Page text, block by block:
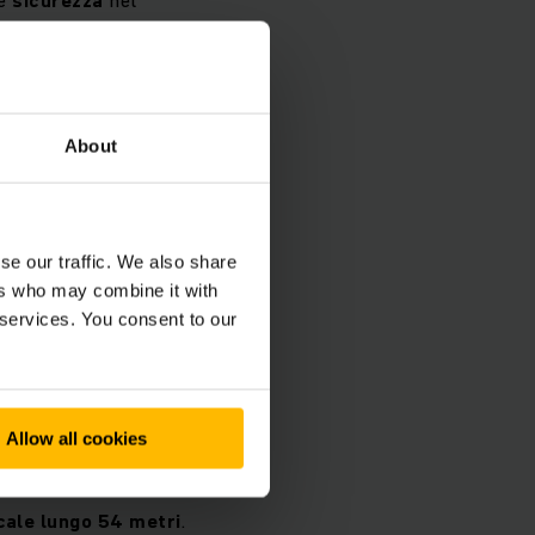
About
our traffic. We also share
who may combine it with
You consent to our
Allow all cookies
più brevi
ricerca diprocessi
di flusso dei
Neuson.
è risultata la
risparmio a lungo
lungo 54 metri.